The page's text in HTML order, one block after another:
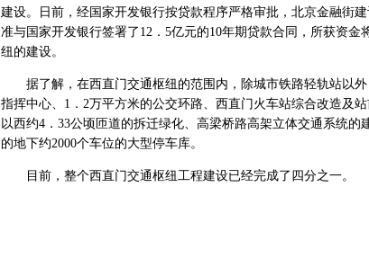
建设。日前，经国家开发银行按贷款程序严格审批，北京金融街
准与国家开发银行签署了12．5亿元的10年期贷款合同，所获资金
纽的建设。
据了解，在西直门交通枢纽的范围内，除城市铁路轻轨站以外
指挥中心、1．2万平方米的公交环路、西直门火车站综合改造及
以西约4．33公顷匝道的拆迁绿化、高梁桥路高架立体交通系统的
的地下约2000个车位的大型停车库。
目前，整个西直门交通枢纽工程建设已经完成了四分之一。